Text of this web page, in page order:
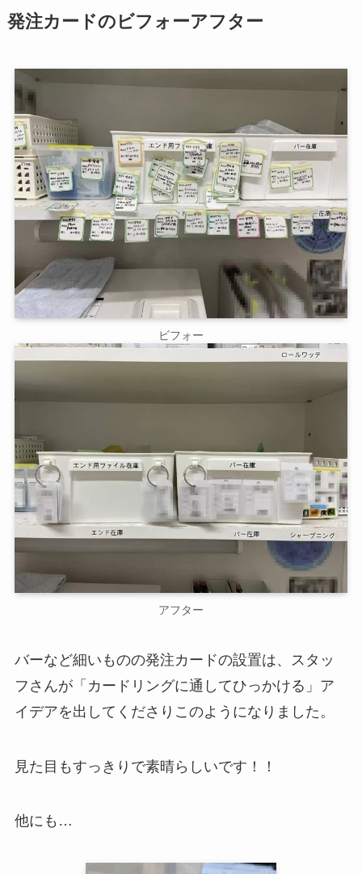
発注カードのビフォーアフター
ビフォー
アフター
バーなど細いものの発注カードの設置は、スタッ
フさんが「カードリングに通してひっかける」ア
イデアを出してくださりこのようになりました。
見た目もすっきりで素晴らしいです！！
他にも…